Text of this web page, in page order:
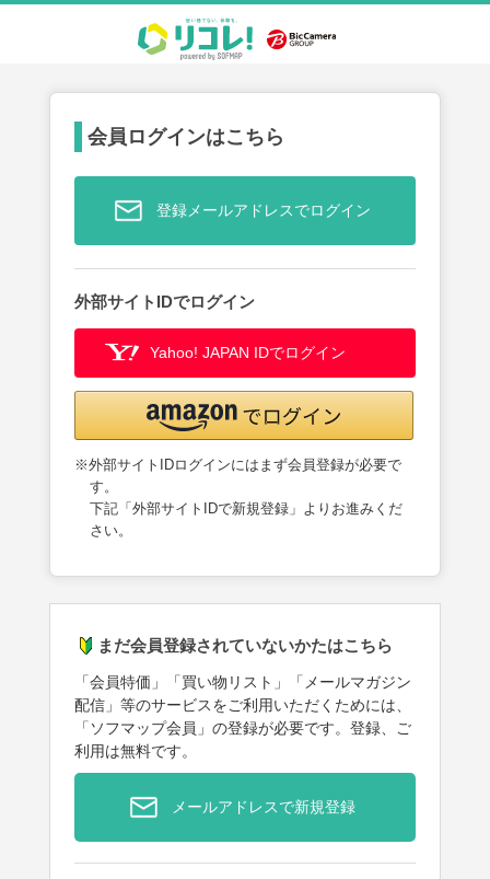
会員ログインはこちら
登録メールアドレスでログイン
外部サイトIDでログイン
Yahoo! JAPAN IDでログイン
※外部サイトIDログインにはまず会員登録が必要で
す。
下記「外部サイトIDで新規登録」よりお進みくだ
さい。
まだ会員登録されていないかたはこちら
「会員特価」「買い物リスト」「メールマガジン
配信」等のサービスをご利用いただくためには、
「ソフマップ会員」の登録が必要です。登録、ご
利用は無料です。
メールアドレスで新規登録